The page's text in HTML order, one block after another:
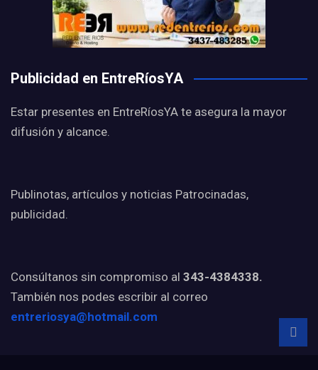
Publicidad en EntreRíosYA
Estar presentes en EntreRíosYA te asegura la mayor
difusión y alcance.
Publinotas, artículos y noticias Patrocinadas,
publicidad.
Consúltanos sin compromiso al 343-4384338.
También nos podes escribir al correo
entreriosya@hotmail.com